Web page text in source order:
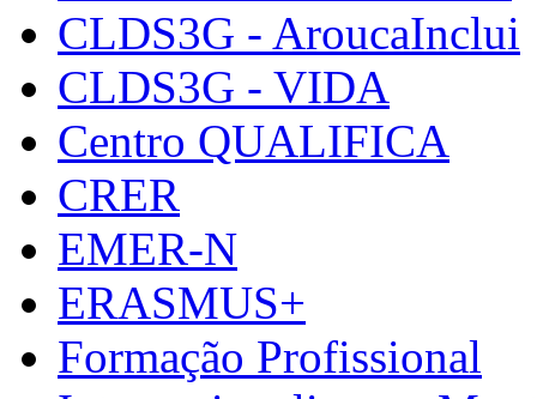
CLDS3G - AroucaInclui
CLDS3G - VIDA
Centro QUALIFICA
CRER
EMER-N
ERASMUS+
Formação Profissional